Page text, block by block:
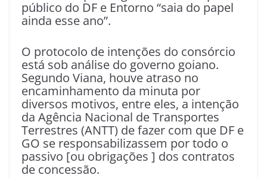
público do DF e Entorno “saia do papel
ainda esse ano”.
O protocolo de intenções do consórcio
está sob análise do governo goiano.
Segundo Viana, houve atraso no
encaminhamento da minuta por
diversos motivos, entre eles, a intenção
da Agência Nacional de Transportes
Terrestres (ANTT) de fazer com que DF e
GO se responsabilizassem por todo o
passivo [ou obrigações ] dos contratos
de concessão.